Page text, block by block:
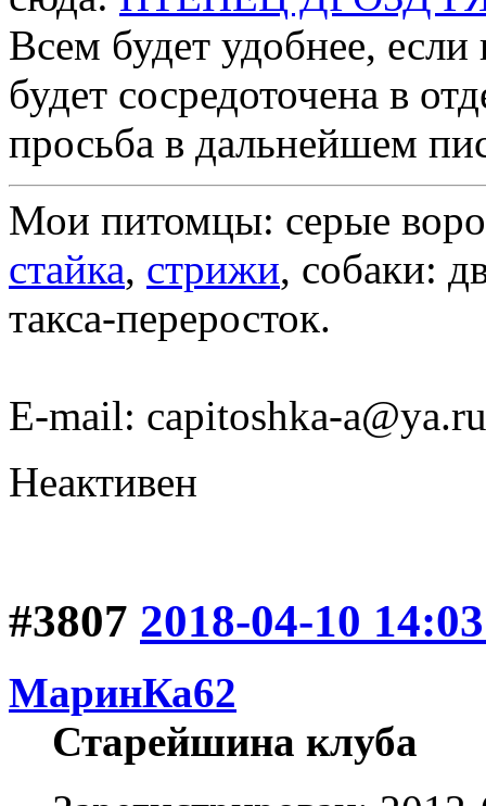
Всем будет удобнее,
будет сосредоточена в
просьба в дальнейшем
Мои питомцы: серые
стайка, стрижи, собаки:
такса-переросток.
Е-mail: capitoshka-a@ya.ru
Неактивен
#3807 2018-04-10
МаринКа62
Старейшина клуба